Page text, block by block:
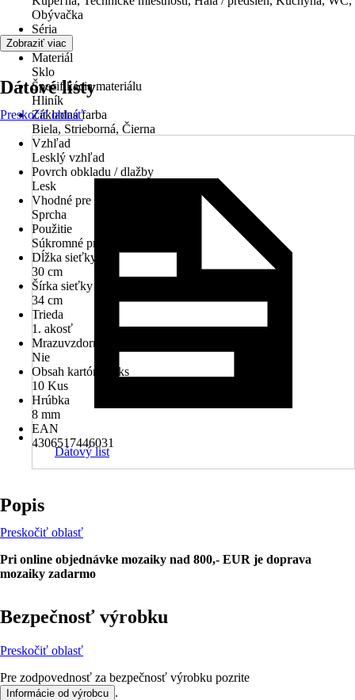
Obývačka
Séria
-
Materiál
Sklo
Špecifikácia materiálu
Hliník
Základná farba
Biela, Strieborná, Čierna
Vzhľad
Lesklý vzhľad
Povrch obkladu / dlažby
Lesk
Vhodné pre
Sprcha
Použitie
Súkromné priestory
Dĺžka sieťky
30 cm
Šírka sieťky
34 cm
Trieda
1. akosť
Mrazuvzdorné
Nie
Obsah kartónu v ks
10 Kus
Hrúbka
8 mm
EAN
4306517446031
Zobraziť viac
Dátové listy
Preskočiť oblasť
Dátový list
Popis
Preskočiť oblasť
Pri online objednávke mozaiky nad 800,- EUR je doprava
mozaiky zadarmo
Bezpečnosť výrobku
Preskočiť oblasť
Pre zodpovednosť za bezpečnosť výrobku pozrite
Informácie od výrobcu .